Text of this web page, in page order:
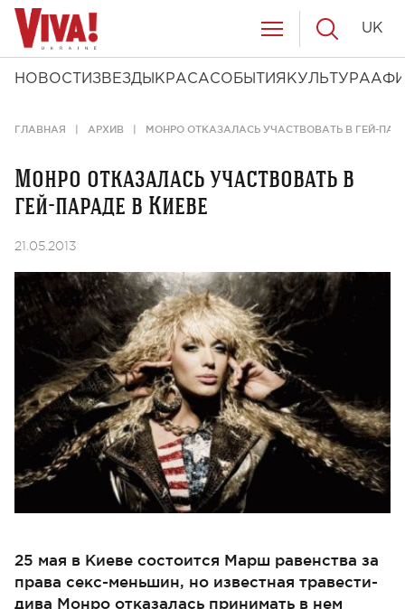
НОВОСТИ ЗВЕЗДЫ КРАСАСОБЫТИЯ КУЛЬТУРА
UK
ГЛАВНАЯ АРХИВ МОНРО ОТКАЗАЛАСЬ УЧАСТВОВАТЬ В ГЕЙ-
Монро отказалась участвовать в
гей-параде в Киеве
21.05.2013
25 мая в Киеве состоится Марш равенства за
права секс-меньшин, но известная травести-
дива Монро отказалась принимать в нем